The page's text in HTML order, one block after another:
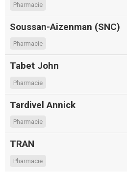
Pharmacie
Soussan-Aizenman (SNC)
Pharmacie
Tabet John
Pharmacie
Tardivel Annick
Pharmacie
TRAN
Pharmacie